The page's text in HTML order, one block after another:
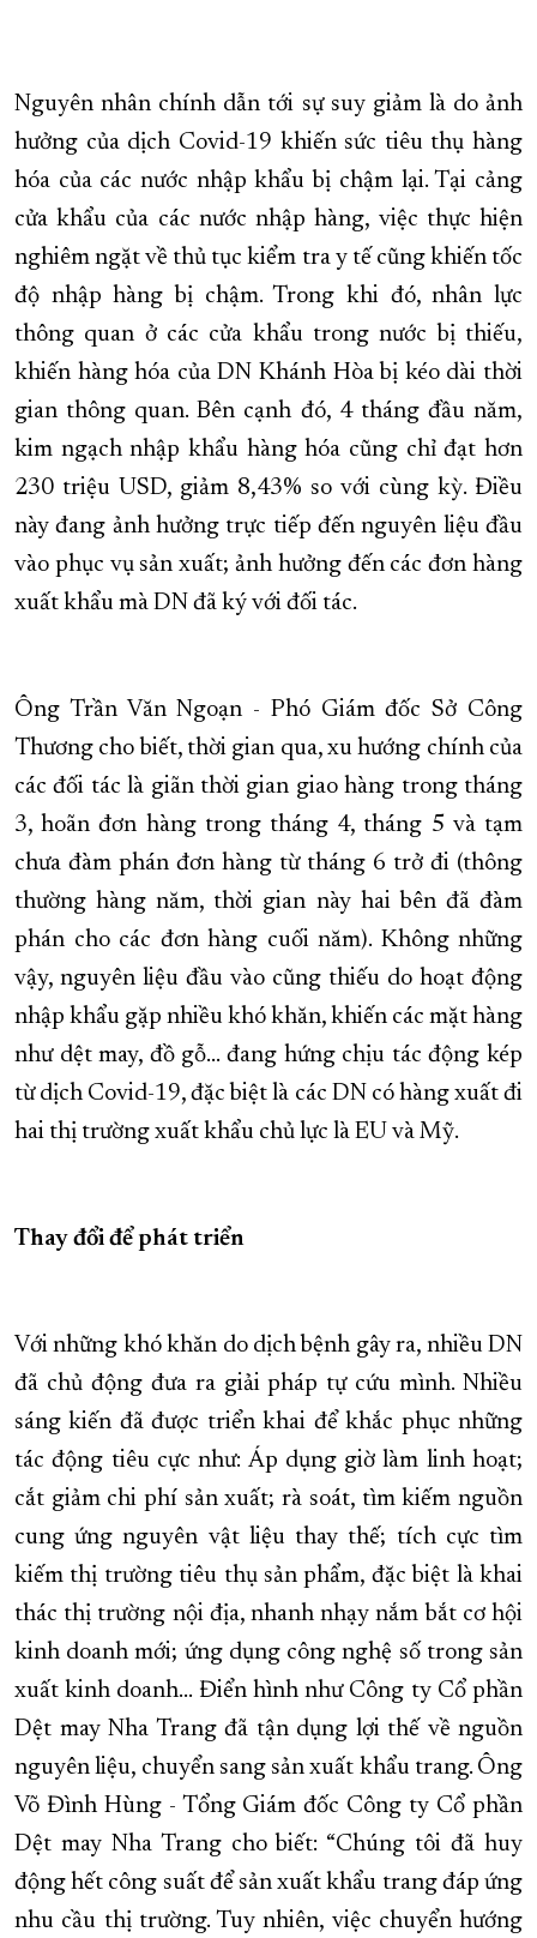
Nguyên nhân chính dẫn tới sự suy giảm là do ảnh
hưởng của dịch Covid-19 khiến sức tiêu thụ hàng
hóa của các nước nhập khẩu bị chậm lại. Tại cảng
cửa khẩu của các nước nhập hàng, việc thực hiện
nghiêm ngặt về thủ tục kiểm tra y tế cũng khiến tốc
độ nhập hàng bị chậm. Trong khi đó, nhân lực
thông quan ở các cửa khẩu trong nước bị thiếu,
khiến hàng hóa của DN Khánh Hòa bị kéo dài thời
gian thông quan. Bên cạnh đó, 4 tháng đầu năm,
kim ngạch nhập khẩu hàng hóa cũng chỉ đạt hơn
230 triệu USD, giảm 8,43% so với cùng kỳ. Điều
này đang ảnh hưởng trực tiếp đến nguyên liệu đầu
vào phục vụ sản xuất; ảnh hưởng đến các đơn hàng
xuất khẩu mà DN đã ký với đối tác.
Ông Trần Văn Ngoạn - Phó Giám đốc Sở Công
Thương cho biết, thời gian qua, xu hướng chính của
các đối tác là giãn thời gian giao hàng trong tháng
3, hoãn đơn hàng trong tháng 4, tháng 5 và tạm
chưa đàm phán đơn hàng từ tháng 6 trở đi (thông
thường hàng năm, thời gian này hai bên đã đàm
phán cho các đơn hàng cuối năm). Không những
vậy, nguyên liệu đầu vào cũng thiếu do hoạt động
nhập khẩu gặp nhiều khó khăn, khiến các mặt hàng
như dệt may, đồ gỗ… đang hứng chịu tác động kép
từ dịch Covid-19, đặc biệt là các DN có hàng xuất đi
hai thị trường xuất khẩu chủ lực là EU và Mỹ.
Thay đổi để phát triển
Với những khó khăn do dịch bệnh gây ra, nhiều DN
đã chủ động đưa ra giải pháp tự cứu mình. Nhiều
sáng kiến đã được triển khai để khắc phục những
tác động tiêu cực như: Áp dụng giờ làm linh hoạt;
cắt giảm chi phí sản xuất; rà soát, tìm kiếm nguồn
cung ứng nguyên vật liệu thay thế; tích cực tìm
kiếm thị trường tiêu thụ sản phẩm, đặc biệt là khai
thác thị trường nội địa, nhanh nhạy nắm bắt cơ hội
kinh doanh mới; ứng dụng công nghệ số trong sản
xuất kinh doanh… Điển hình như Công ty Cổ phần
Dệt may Nha Trang đã tận dụng lợi thế về nguồn
nguyên liệu, chuyển sang sản xuất khẩu trang. Ông
Võ Đình Hùng - Tổng Giám đốc Công ty Cổ phần
Dệt may Nha Trang cho biết: “Chúng tôi đã huy
động hết công suất để sản xuất khẩu trang đáp ứng
nhu cầu thị trường. Tuy nhiên, việc chuyển hướng